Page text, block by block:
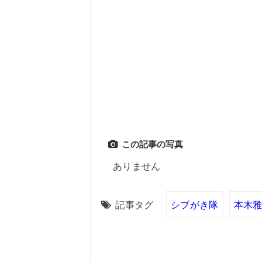
この記事の写真
ありません
記事タグ シブがき隊 本木